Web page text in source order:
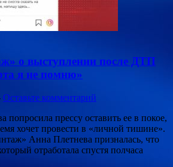
о выступлении после ДТП
я не помню»
Оставьте комментарий
прессу оставить ее в покое,
хочет провести в «личной тишине».
Анна Плетнева призналась, что
отработала спустя полчаса